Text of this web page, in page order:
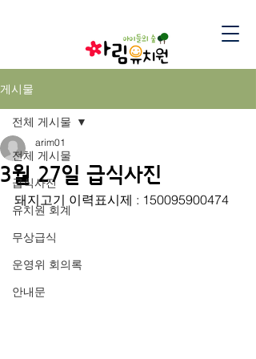
게시물
전체 게시물
급식사진
유치원 회계
무상급식
운영위 회의록
안내문
전체 게시물
3월 27일 급식사진
arim01
돼지고기 이력표시제 : 150095900474